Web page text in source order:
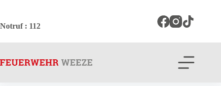
springen
Notruf: 112